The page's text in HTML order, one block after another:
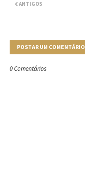
ANTIGOS
POSTAR UM COMENTÁRIO
0 Comentários